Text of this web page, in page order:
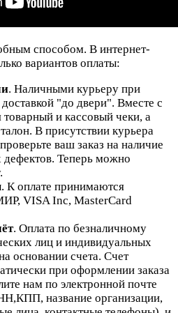
способом. В интернет-
вариантов оплаты:
. Наличными курьеру при
"до двери". Вместе с
товарный и кассовый чеки, а
В присутствии курьера
ваш заказ на наличие
дефектов. Теперь можно
. К оплате принимаются
VISA Inc, MasterCard
. Оплата по безналичному
лиц и индивидуальных
основании счета. Счет
при оформлении заказа
нам по электронной почте
название организации,